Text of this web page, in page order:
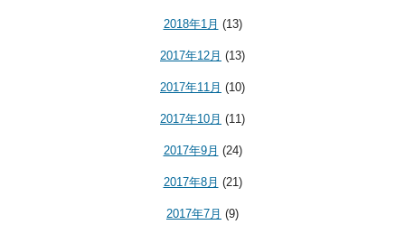
2018年1月 (13)
2017年12月 (13)
2017年11月 (10)
2017年10月 (11)
2017年9月 (24)
2017年8月 (21)
2017年7月 (9)